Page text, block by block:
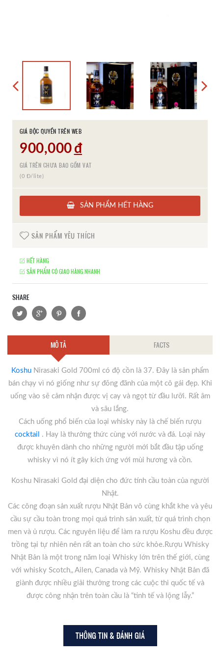
GIÁ ĐỘC QUYỀN TRÊN WEB
900,000 đ
GIÁ TRÊN CHƯA BAO GỒM VAT
(0 Đ/lite)
SẢN PHẨM HẾT HÀNG
SẢN PHẨM YÊU THÍCH
HẾT HÀNG
SẢN PHẨM CÓ GIAO HÀNG NHANH
SHARE
MÔ TẢ FACTS
Koshu Nirasaki Gold 700ml có độ cồn là 37. Đây là sản phẩm
bán chạy vì nó giống như sự đõng đãnh của một cô gái đẹp. Khi
uống vào sẽ cảm nhận được vị cay và ngọt từ đầu lưỡi. Rất âm
và sâu lắng.
Cách uống phổ biến của loại whisky này là chế biến rượu
cocktail
. Hay là thưởng thức cùng với nước và đá. Loại này
được khuyên dành cho những người mới bắt đầu tập uống
whisky vì nó ít gây kích ứng với mùi hương và cồn.
Koshu Nirasaki Gold đại diện cho đức tính cầu toàn của người
Nhật.
Các công đoạn sản xuất rượu Nhật Bản vô cùng khắt khe và yêu
cầu sự cầu toàn trong mọi quá trình sản xuất, từ quá trình chọn
men và ủ rượu. Các nguyên liệu để làm ra rượu Koshu đều được
trồng tại tự nhiên nên rất an toàn cho sức khỏe.Rượu Whisky
Nhật Bản là một trong năm loại Whisky lớn trên thế giới, cùng
với whisky Scotch,, Ailen, Canada và Mỹ. Whisky Nhật Bản đã
giành được nhiều giải thưởng trong các cuộc thi quốc tế và
được công nhận trên toàn cầu là “tinh tế và lộng lẫy.”
THÔNG TIN & ĐÁNH GIÁ